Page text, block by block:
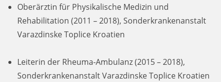
Oberärztin für Physikalische Medizin und
Rehabilitation (2011 – 2018), Sonderkrankenanstalt
Varazdinske Toplice Kroatien
Leiterin der Rheuma-Ambulanz (2015 – 2018),
Sonderkrankenanstalt Varazdinske Toplice Kroatien